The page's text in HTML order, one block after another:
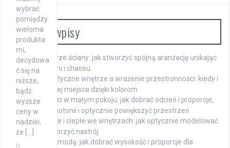
wybrać
pomiędzy
wieloma
produkta
mi,
decydowa
ć się na
niższe,
bądź
wyższe
ceny w
nadziei,
że […]
Ostatnie wpisy
Meble w kolorze ściany: jak stworzyć spójną aranżację unikając
efektu monotoni i chaosu
Monochromatyczne wnętrze a wrażenie przestronności: kiedy i
jak zyskać więcej miejsca dzięki kolorom
Beże i szarości w małym pokoju: jak dobrać odcień i proporcje,
by uniknąć monotonii i optycznie powiększyć przestrzeń
Kolory chłodne i ciepłe we wnętrzach: jak optycznie modelować
przestrzeń i tworzyć nastrój
Lustro nad komodą: jak dobrać wysokość i proporcje dla